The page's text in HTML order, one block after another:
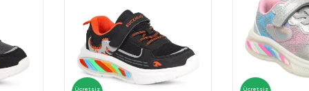
Ücretsiz
Ücretsiz